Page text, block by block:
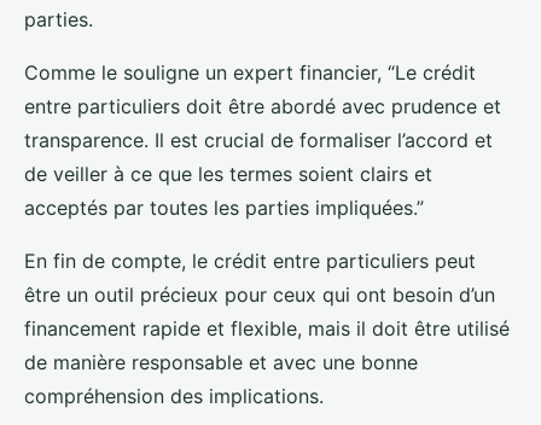
parties.
Comme le souligne un expert financier, “Le crédit
entre particuliers doit être abordé avec prudence et
transparence. Il est crucial de formaliser l’accord et
de veiller à ce que les termes soient clairs et
acceptés par toutes les parties impliquées.”
En fin de compte, le crédit entre particuliers peut
être un outil précieux pour ceux qui ont besoin d’un
financement rapide et flexible, mais il doit être utilisé
de manière responsable et avec une bonne
compréhension des implications.